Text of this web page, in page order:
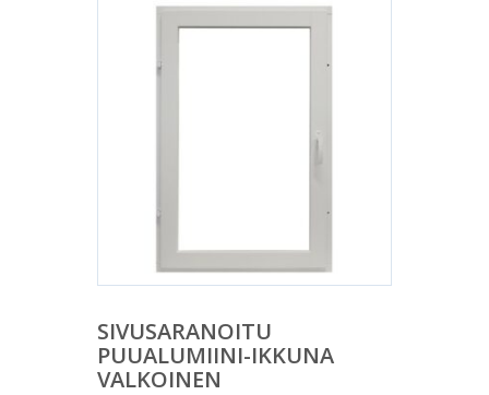
SIVUSARANOITU
PUUALUMIINI-IKKUNA
VALKOINEN